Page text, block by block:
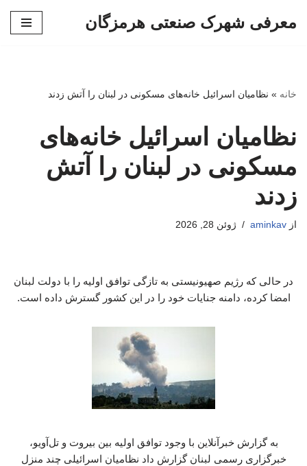
معرفی شهرک صنعتی هرمزگان
خانه » نظامیان اسرائیل خانه‌های مسکونی در لبنان را آتش زدند
نظامیان اسرائیل خانه‌های
مسکونی در لبنان را آتش
زدند
از aminkav ژوئن 28, 2026
در حالی که رژیم صهیونیستی به تازگی توافق اولیه را با دولت لبنان
امضا کرده، دامنه جنایات خود را در این کشور گسترش داده است.
به گزارش خبرآنلاین با وجود توافق اولیه بین بیروت و تل‌آویو،
خبرگزاری رسمی لبنان گزارش داد نظامیان اسرائیلی چند منزل